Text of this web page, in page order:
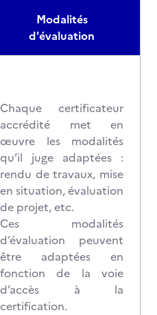
Modalités
d'évaluation
Chaque certificateur
accrédité met en
œuvre les modalités
qu’il juge adaptées :
rendu de travaux, mise
en situation, évaluation
de projet, etc.
Ces modalités
d’évaluation peuvent
être adaptées en
fonction de la voie
d’accès à la
certification.